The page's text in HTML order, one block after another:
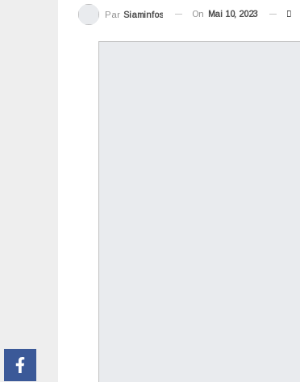
Par Siaminfos On Mai 10, 2023